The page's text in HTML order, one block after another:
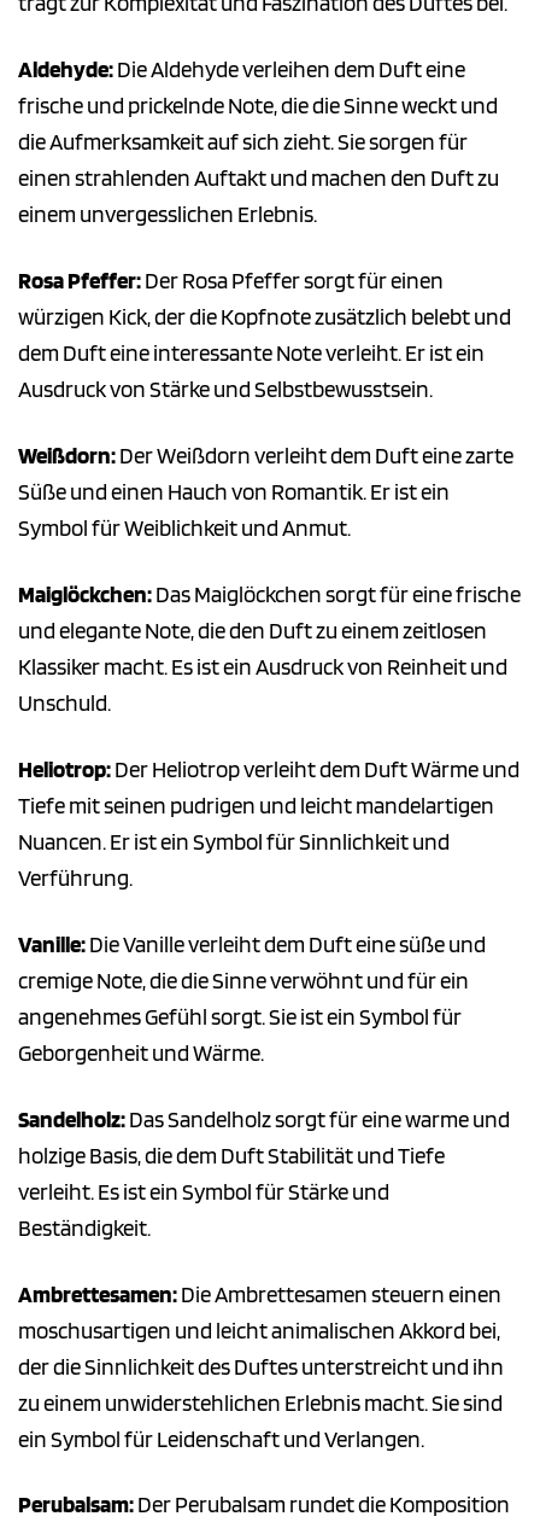
Aldehyde:Die Aldehyde verleihen dem Duft eine
frische und prickelnde Note, die die Sinne weckt und
die Aufmerksamkeit auf sich zieht. Sie sorgen für
einen strahlenden Auftakt und machen den Duft zu
einem unvergesslichen Erlebnis.
Rosa Pfeffer:Der Rosa Pfeffer sorgt für einen
würzigen Kick, der die Kopfnote zusätzlich belebt und
dem Duft eine interessante Note verleiht. Er ist ein
Ausdruck von Stärke und Selbstbewusstsein.
Weißdorn:Der Weißdorn verleiht dem Duft eine zarte
Süße und einen Hauch von Romantik. Er ist ein
Symbol für Weiblichkeit und Anmut.
Maiglöckchen:Das Maiglöckchen sorgt für eine frische
und elegante Note, die den Duft zu einem zeitlosen
Klassiker macht. Es ist ein Ausdruck von Reinheit und
Unschuld.
Heliotrop:Der Heliotrop verleiht dem Duft Wärme und
Tiefe mit seinen pudrigen und leicht mandelartigen
Nuancen. Er ist ein Symbol für Sinnlichkeit und
Verführung.
Vanille:Die Vanille verleiht dem Duft eine süße und
cremige Note, die die Sinne verwöhnt und für ein
angenehmes Gefühl sorgt. Sie ist ein Symbol für
Geborgenheit und Wärme.
Sandelholz:Das Sandelholz sorgt für eine warme und
holzige Basis, die dem Duft Stabilität und Tiefe
verleiht. Es ist ein Symbol für Stärke und
Beständigkeit.
Ambrettesamen:Die Ambrettesamen steuern einen
moschusartigen und leicht animalischen Akkord bei,
der die Sinnlichkeit des Duftes unterstreicht und ihn
zu einem unwiderstehlichen Erlebnis macht. Sie sind
ein Symbol für Leidenschaft und Verlangen.
Perubalsam:Der Perubalsam rundet die Komposition